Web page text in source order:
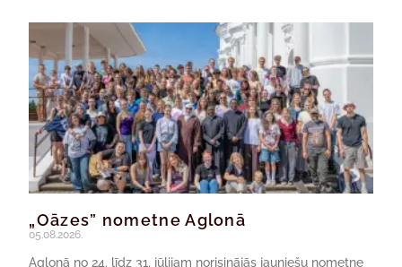
„Oāzes” nometne Aglonā
05.08.2026.
Aglonā no 24. līdz 31. jūlijam norisinājās jauniešu nometne